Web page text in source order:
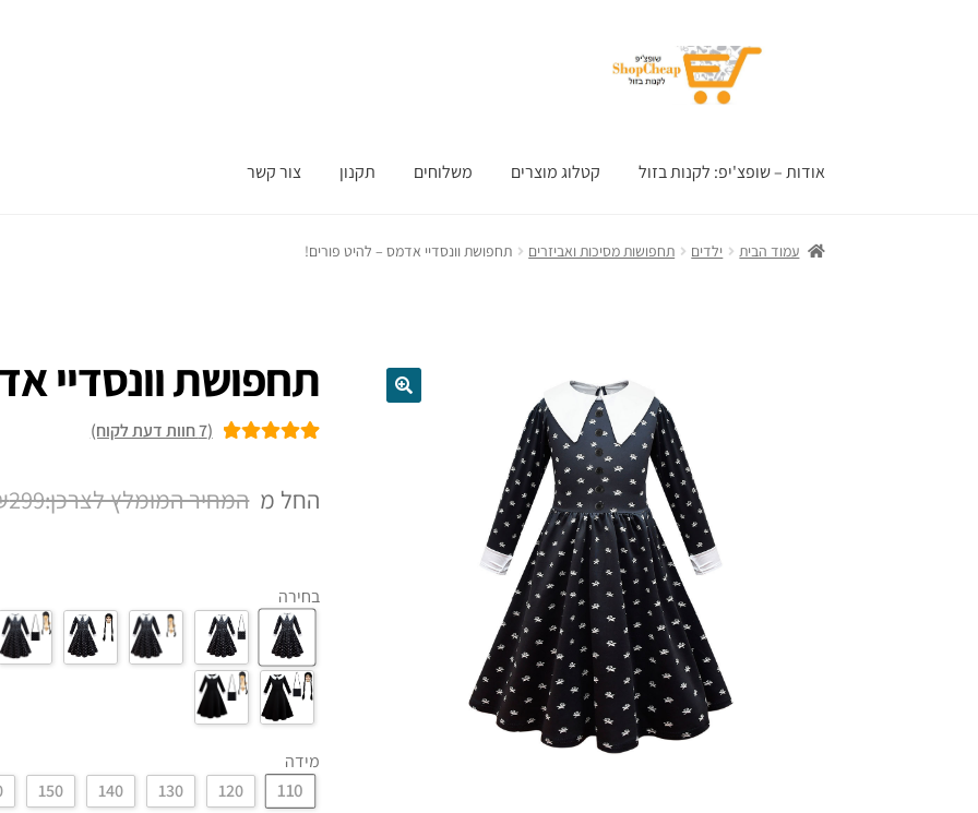
אודות – שופצ'יפ: לקנות בזול קטלוג מוצרים משלוחים תקנון צור קשר
עמוד הבית ילדים תחפושות מסיכות ואביזרים תחפושת וונסדיי אדמס – להיט פורים!
תחפושת וונסדיי
על דירוגים של
(
7חוות דעת לקוח)
החל מ 299
בחירה
מידה
110
120
130
140
150